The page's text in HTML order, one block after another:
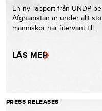
En ny rapport från UNDP
Afghanistan är under allt
människor har återvänt till…
LÄS MER
PRESS RELEASES